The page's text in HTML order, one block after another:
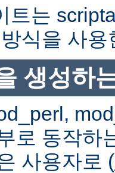
트는
식을 사용
생성하
로 동작하
사용자로 (